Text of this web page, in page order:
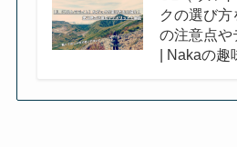
クの選び
の注意点や
| Nakaの趣